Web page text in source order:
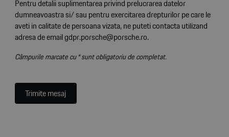
Pentru detalii suplimentarea privind prelucrarea datelor
dumneavoastra si/ sau pentru exercitarea drepturilor pe care le
aveti in calitate de persoana vizata, ne puteti contacta utilizand
adresa de email gdpr.porsche@porsche.ro.
Câmpurile marcate cu * sunt obligatoriu de completat.
Trimite mesaj